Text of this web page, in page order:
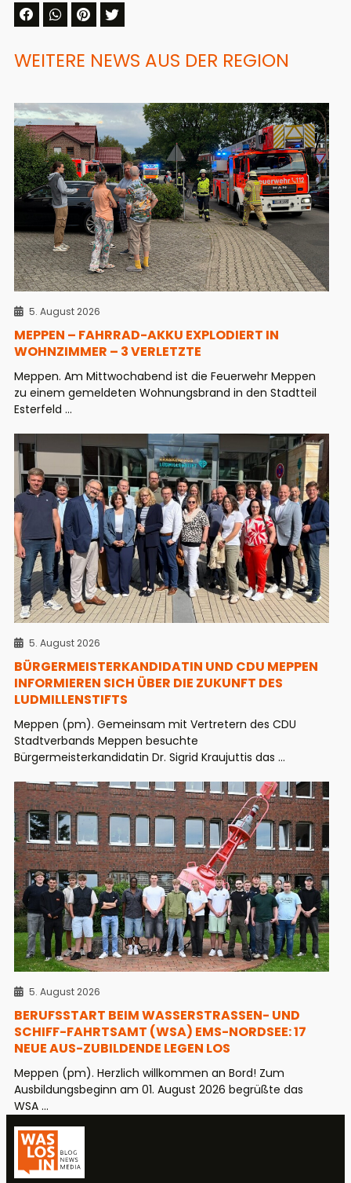
WEITERE NEWS AUS DER REGION
5. August 2026
MEPPEN – FAHRRAD-AKKU EXPLODIERT IN
WOHNZIMMER – 3 VERLETZTE
Meppen. Am Mittwochabend ist die Feuerwehr Meppen
zu einem gemeldeten Wohnungsbrand in den Stadtteil
Esterfeld ...
5. August 2026
BÜRGERMEISTERKANDIDATIN UND CDU MEPPEN
INFORMIEREN SICH ÜBER DIE ZUKUNFT DES
LUDMILLENSTIFTS
Meppen (pm). Gemeinsam mit Vertretern des CDU
Stadtverbands Meppen besuchte
Bürgermeisterkandidatin Dr. Sigrid Kraujuttis das ...
5. August 2026
BERUFSSTART BEIM WASSERSTRASSEN- UND S
CHIFF-FAHRTSAMT (WSA) EMS-NORDSEE: 17 N
EUE AUS-ZUBILDENDE LEGEN LOS
Meppen (pm). Herzlich willkommen an Bord! Zum
Ausbildungsbeginn am 01. August 2026 begrüßte das
WSA ...